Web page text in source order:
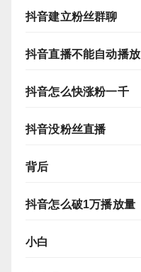
抖音建立粉丝群聊
抖音直播不能自动播放
抖音怎么快涨粉一千
抖音没粉丝直播
背后
抖音怎么破1万播放量
小白